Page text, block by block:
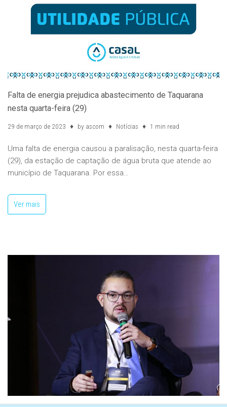
Falta de energia prejudica abastecimento de Taquarana
nesta quarta-feira (29)
29 de março de 2023 by ascom Notícias 1 min read
Uma falta de energia causou a paralisação, nesta quarta-feira
(29), da estação de captação de água bruta que atende ao
município de Taquarana. Por essa…
Ver mais